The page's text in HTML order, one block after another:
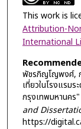
This work is
Attribution-
International
พัชรภิญโญพงศ์,
เที่ยวในโรงแรม
กรุงเทพมหานคร
and
https://